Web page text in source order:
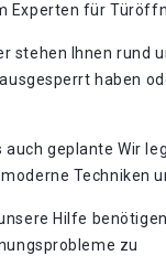
Experten für
Ihnen rund
haben
geplante Wir
Techniken
Hilfe
zu